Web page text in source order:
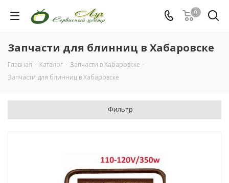
0
Запчасти для блинниц в Хабаровске
Главная - Каталог - Запчасти в Хабаровске -
Запчасти для блинниц в Хабаровске
Фильтр